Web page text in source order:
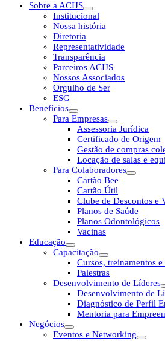
Sobre a ACIJS
Institucional
Nossa história
Diretoria
Representatividade
Transparência
Parceiros ACIJS
Nossos Associados
Orgulho de Ser
ESG
Benefícios
Para Empresas
Assessoria Jurídica
Certificado de Origem
Gestão de compras
Locação de salas e
Para Colaboradores
Cartão Bee
Cartão Útil
Clube de Descontos e
Planos de Saúde
Planos Odontológicos
Vacinas
Educação
Capacitação
Cursos, treinamentos
Palestras
Desenvolvimento de Líderes
Desenvolvimento de
Diagnóstico de Perfil
Mentoria para
Negócios
Eventos e Networking